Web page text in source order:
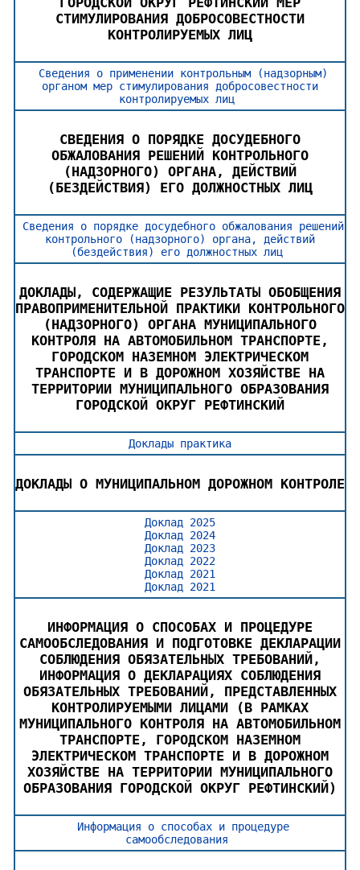
СТИМУЛИРОВАНИЯ ДОБРОСОВЕСТНОСТИ
КОНТРОЛИРУЕМЫХ ЛИЦ
Сведения о применении контрольным (надзорным)
органом мер стимулирования добросовестности
контролируемых лиц
СВЕДЕНИЯ О ПОРЯДКЕ ДОСУДЕБНОГО
ОБЖАЛОВАНИЯ РЕШЕНИЙ КОНТРОЛЬНОГО
(НАДЗОРНОГО) ОРГАНА, ДЕЙСТВИЙ
(БЕЗДЕЙСТВИЯ) ЕГО ДОЛЖНОСТНЫХ ЛИЦ
Сведения о порядке досудебного обжалования решений
контрольного (надзорного) органа, действий
(бездействия) его должностных лиц
ДОКЛАДЫ, СОДЕРЖАЩИЕ РЕЗУЛЬТАТЫ ОБОБЩЕНИЯ
ПРАВОПРИМЕНИТЕЛЬНОЙ ПРАКТИКИ КОНТРОЛЬНОГО
(НАДЗОРНОГО) ОРГАНА МУНИЦИПАЛЬНОГО
КОНТРОЛЯ НА АВТОМОБИЛЬНОМ ТРАНСПОРТЕ,
ГОРОДСКОМ НАЗЕМНОМ ЭЛЕКТРИЧЕСКОМ
ТРАНСПОРТЕ И В ДОРОЖНОМ ХОЗЯЙСТВЕ НА
ТЕРРИТОРИИ МУНИЦИПАЛЬНОГО ОБРАЗОВАНИЯ
ГОРОДСКОЙ ОКРУГ РЕФТИНСКИЙ
Доклады практика
ДОКЛАДЫ О МУНИЦИПАЛЬНОМ ДОРОЖНОМ КОНТРОЛЕ
Доклад 2025
Доклад 2024
Доклад 2023
Доклад 2022
Доклад 2021
Доклад 2021
ИНФОРМАЦИЯ О СПОСОБАХ И ПРОЦЕДУРЕ
САМООБСЛЕДОВАНИЯ И ПОДГОТОВКЕ ДЕКЛАРАЦИИ
СОБЛЮДЕНИЯ ОБЯЗАТЕЛЬНЫХ ТРЕБОВАНИЙ,
ИНФОРМАЦИЯ О ДЕКЛАРАЦИЯХ СОБЛЮДЕНИЯ
ОБЯЗАТЕЛЬНЫХ ТРЕБОВАНИЙ, ПРЕДСТАВЛЕННЫХ
КОНТРОЛИРУЕМЫМИ ЛИЦАМИ (В РАМКАХ
МУНИЦИПАЛЬНОГО КОНТРОЛЯ НА АВТОМОБИЛЬНОМ
ТРАНСПОРТЕ, ГОРОДСКОМ НАЗЕМНОМ
ЭЛЕКТРИЧЕСКОМ ТРАНСПОРТЕ И В ДОРОЖНОМ
ХОЗЯЙСТВЕ НА ТЕРРИТОРИИ МУНИЦИПАЛЬНОГО
ОБРАЗОВАНИЯ ГОРОДСКОЙ ОКРУГ РЕФТИНСКИЙ)
Информация о способах и процедуре
самообследования